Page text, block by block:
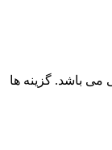
می باشد. گزینه ها